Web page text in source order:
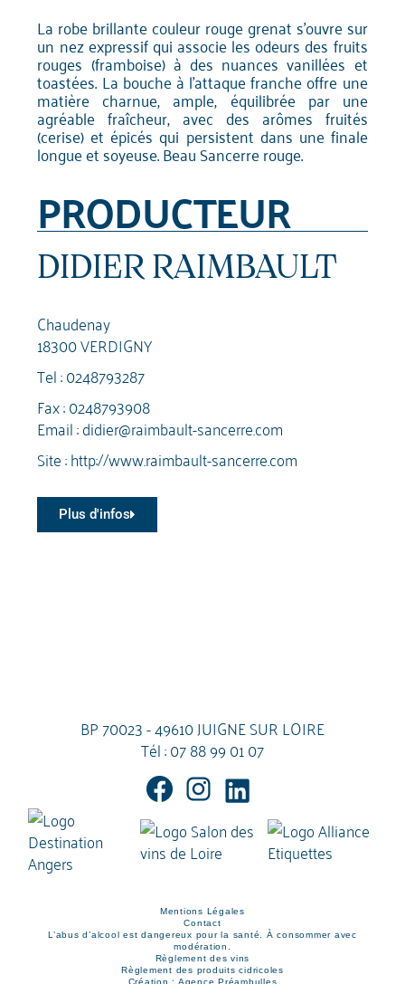
La robe brillante couleur rouge grenat s'ouvre sur
un nez expressif qui associe les odeurs des fruits
rouges (framboise) à des nuances vanillées et
toastées. La bouche à l'attaque franche offre une
matière charnue, ample, équilibrée par une
agréable fraîcheur, avec des arômes fruités
(cerise) et épicés qui persistent dans une finale
longue et soyeuse. Beau Sancerre rouge.
PRODUCTEUR
DIDIER RAIMBAULT
Chaudenay
18300 VERDIGNY
Tel :0248793287
Fax : 0248793908
Email :didier@raimbault-sancerre.com
Site :http://www.raimbault-sancerre.com
Plus d'infos
BP 70023 - 49610 JUIGNE SUR LOIRE
Tél :07 88 99 01 07
Mentions Légales
Contact
L’abus d’alcool est dangereux pour la santé. À consommer avec
modération.
Règlement des vins
Règlement des produits cidricoles